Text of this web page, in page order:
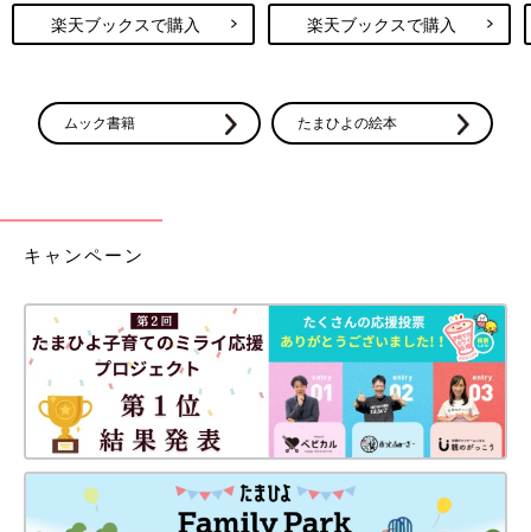
楽天ブックスで購入 楽天ブックスで購入
ムック書籍 たまひよの絵本
キャンペーン